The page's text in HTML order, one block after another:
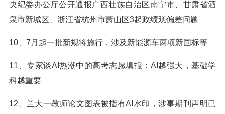
央纪委办公厅公开通报广西壮族自治区南宁市、甘肃省酒
泉市新城区、浙江省杭州市萧山区3起政绩观偏差问题
10、7月起一批新规将施行，涉及新能源车两项新国标等
11、专家谈AI热潮中的高考志愿填报：AI越强大，基础学
科越重要
12、兰大一教师论文图表被指有AI水印，涉事期刊声明已